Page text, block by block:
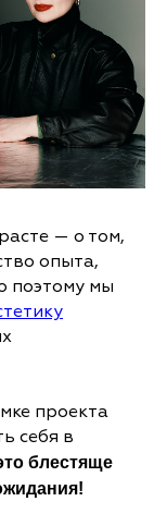
— о том,
опыта,
поэтому мы
проекта
себя в
блестяще